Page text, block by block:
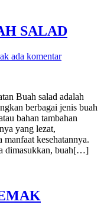
SALAD
ada komentar
Buah salad adalah
berbagai jenis buah
bahan tambahan
yang lezat,
kesehatannya.
dimasukkan, buah[…]